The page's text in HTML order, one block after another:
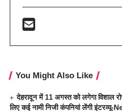
You Might Also Like
देहरादून में 11 अगस्त को लगेगा विशाल
लिए कई नामी निजी कंपनियां लेंगी इंटरव्यू-